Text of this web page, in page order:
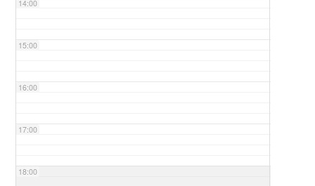
14:00
15:00
16:00
17:00
18:00